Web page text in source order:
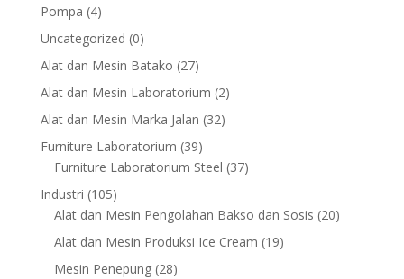
Pompa 44
products
Uncategorized 00
products
Alat dan Mesin Batako 2727
products
Alat dan Mesin Laboratorium 22
Alat dan Mesin Marka Jalan 3232
Furniture Laboratorium 3939
products
Furniture Laboratorium Steel 3737
Industri 105105
products
Alat dan Mesin Pengolahan Bakso dan Sosis 2020
Alat dan Mesin Produksi Ice Cream 1919
Mesin Penepung 2828